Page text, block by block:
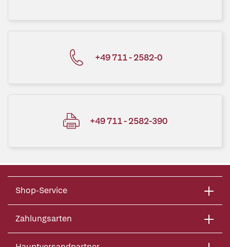
+49 711 - 2582-0
+49 711 - 2582-390
Shop-Service
Zahlungsarten